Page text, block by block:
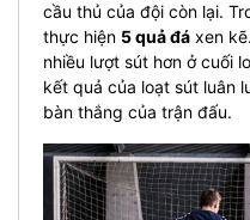
cầu thủ của đội còn lại.
thực hiện 5 quả đá xen
nhiều lượt sút hơn ở cuối
kết quả của loạt sút luân
bàn thắng của trận đấu.